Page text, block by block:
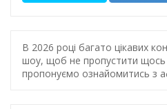
В 2026 році багато цікавих
шоу, щоб не пропустити
пропонуємо ознайомитись з